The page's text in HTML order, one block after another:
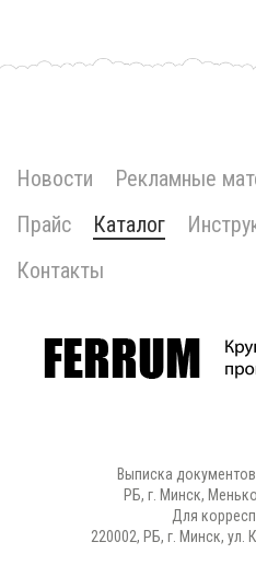
Новости Рекламные
Прайс
Каталог
Контакты
Выписка
РБ, г. Минск,
Для
220002, РБ, г. Минск, ул.